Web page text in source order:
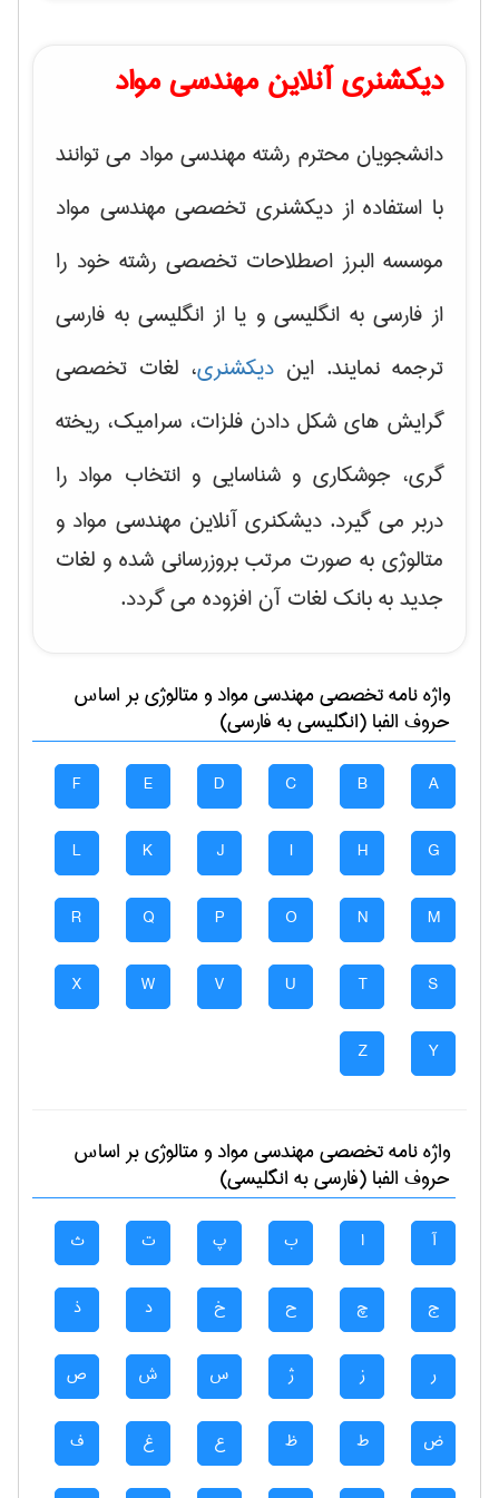
دیکشنری آنلاین مهندسی مواد
دانشجویان محترم رشته مهندسی مواد می توانند
با استفاده از دیکشنری تخصصی مهندسی مواد
موسسه البرز اصطلاحات تخصصی رشته خود را
از فارسی به انگلیسی و یا از انگلیسی به فارسی
ترجمه نمایند. این دیکشنری، لغات تخصصی
گرایش های شکل دادن فلزات، سرامیک، ریخته
گری، جوشکاری و شناسایی و انتخاب مواد را
دربر می گیرد. دیشکنری آنلاین مهندسی مواد و
متالوژی به صورت مرتب بروزرسانی شده و لغات
جدید به بانک لغات آن افزوده می گردد.
واژه نامه تخصصیمهندسی مواد و متالوژیبر اساس
حروف الفبا (انگلیسی به فارسی)
A
B
C
D
E
F
G
H
I
J
K
L
M
N
O
P
Q
R
S
T
U
V
W
X
Y
Z
واژه نامه تخصصیمهندسی مواد و متالوژیبر اساس
حروف الفبا (فارسی به انگلیسی)
آ ا ب پ ت ث
ج چ ح خ د ذ
ر ز ژ س ش ص
ض ط ظ ع غ ف